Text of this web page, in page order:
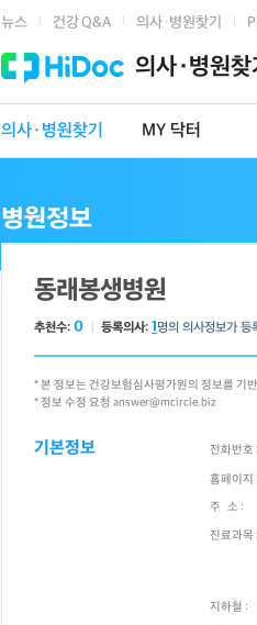
뉴스 건강 Q&A 의사·병원찾기
의사·병원찾
의사·병원찾기 MY 닥터
동래봉생병원
추천수: 0 등록의사: 1명의 의사정보가 등
* 본 정보는 건강보험심사평가원의 정보를 기
* 정보 수정 요청 answer@mcircle.biz
기본정보 전화번호 :
홈페이지 :
주 소 :
진료과목 :
지하철 :